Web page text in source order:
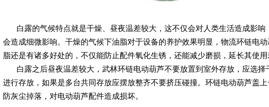
白露的气候特点就是干燥、昼夜温差较大，这不仅会对人类生活造成影响
会造成细微影响。干燥的气候下油脂对于设备的养护效果明显，物流环链电
脂还是有诸多好处的，不仅能防止配件氧化生锈，还能减少磨损，延长其使用
白露之后昼夜温差较大，武林环链电动葫芦不要放置到室外存放，应选择
进行存放，如果是多台共同存放应摆放整齐不要挤压碰撞。环链电动葫芦盖
防灰尘掉落，对电动葫芦配件造成损坏。